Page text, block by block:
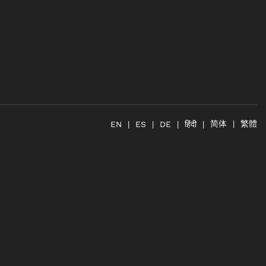
EN ES DE हिंदी 简体 繁體